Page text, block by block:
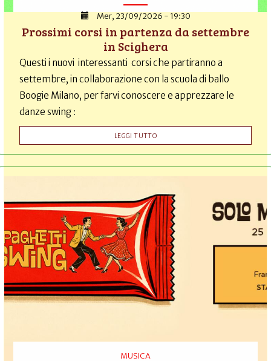
Mer, 23/09/2026 - 19:30
Prossimi corsi in partenza da settembre
in Scighera
Questi i nuovi interessanti corsi che partiranno a
settembre, in collaborazione con la scuola di ballo
Boogie Milano, per farvi conoscere e apprezzare le
danze swing :
LEGGI TUTTO
MUSICA